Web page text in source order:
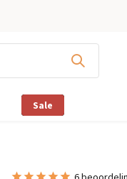
Sale